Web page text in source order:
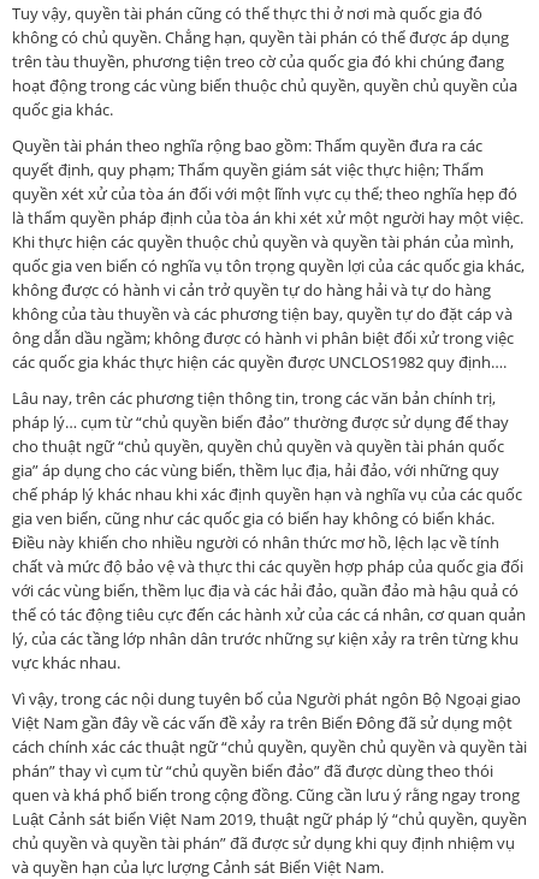
Tuy vậy, quyền tài phán cũng có thể thực thi ở nơi mà quốc gia đó
không có chủ quyền. Chẳng hạn, quyền tài phán có thể được áp dụng
trên tàu thuyền, phương tiện treo cờ của quốc gia đó khi chúng đang
hoạt động trong các vùng biển thuộc chủ quyền, quyền chủ quyền của
quốc gia khác.
Quyền tài phán theo nghĩa rộng bao gồm: Thẩm quyền đưa ra các
quyết định, quy phạm; Thẩm quyền giám sát việc thực hiện; Thẩm
quyền xét xử của tòa án đối với một lĩnh vực cụ thể; theo nghĩa hẹp đó
là thẩm quyền pháp định của tòa án khi xét xử một người hay một việc.
Khi thực hiện các quyền thuộc chủ quyền và quyền tài phán của mình,
quốc gia ven biển có nghĩa vụ tôn trọng quyền lợi của các quốc gia khác,
không được có hành vi cản trở quyền tự do hàng hải và tự do hàng
không của tàu thuyền và các phương tiện bay, quyền tự do đặt cáp và
ông dẫn dầu ngầm; không được có hành vi phân biệt đối xử trong việc
các quốc gia khác thực hiện các quyền được UNCLOS1982 quy định….
Lâu nay, trên các phương tiện thông tin, trong các văn bản chính trị,
pháp lý… cụm từ “chủ quyền biển đảo” thường được sử dụng để thay
cho thuật ngữ “chủ quyền, quyền chủ quyền và quyền tài phán quốc
gia” áp dụng cho các vùng biển, thềm lục địa, hải đảo, với những quy
chế pháp lý khác nhau khi xác định quyền hạn và nghĩa vụ của các quốc
gia ven biển, cũng như các quốc gia có biển hay không có biển khác.
Điều này khiến cho nhiều người có nhân thức mơ hồ, lệch lạc về tính
chất và mức độ bảo vệ và thực thi các quyền hợp pháp của quốc gia đối
với các vùng biển, thềm lục địa và các hải đảo, quần đảo mà hậu quả có
thể có tác động tiêu cực đến các hành xử của các cá nhân, cơ quan quản
lý, của các tầng lớp nhân dân trước những sự kiện xảy ra trên từng khu
vực khác nhau.
Vì vậy, trong các nội dung tuyên bố của Người phát ngôn Bộ Ngoại giao
Việt Nam gần đây về các vấn đề xảy ra trên Biển Đông đã sử dụng một
cách chính xác các thuật ngữ “chủ quyền, quyền chủ quyền và quyền tài
phán” thay vì cụm từ “chủ quyền biển đảo” đã được dùng theo thói
quen và khá phổ biến trong cộng đồng. Cũng cần lưu ý rằng ngay trong
Luật Cảnh sát biển Việt Nam 2019, thuật ngữ pháp lý “chủ quyền, quyền
chủ quyền và quyền tài phán” đã được sử dụng khi quy định nhiệm vụ
và quyền hạn của lực lượng Cảnh sát Biển Việt Nam.